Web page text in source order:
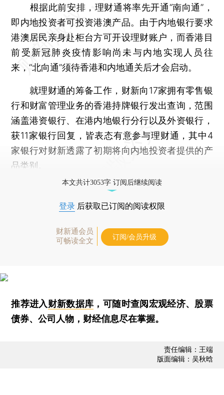
根据此前安排，理财通将率先开通“南向通”，
即内地投资者可投资港澳产品。由于内地银行要求
港澳居民亲身赴柜台方可开设理财账户，而香港目
前受新冠肺炎疫情影响尚未与内地实现人员往
来，“北向通”须待香港和内地通关后才会启动。
就理财通的筹备工作，财新向17家拥有零售银
行和财富管理业务的香港持牌银行发出查询，范围
涵盖港资银行、在港内地银行分行以及外资银行，
获11家银行回复，皆表态有意参与理财通，其中4
家银行对财新透露了初期将向内地投资者提供的产
品类别。
本文共计3053字 订阅后继续阅读
登录 后获取已订阅的阅读权限
财新通会员
可畅读全文
订阅/会员升级
推荐进入财新数据库 ，可随时查阅宏观经济、股票
债券、公司人物，财经信息尽在掌握。
责任编辑：王端
版面编辑：吴秋晗